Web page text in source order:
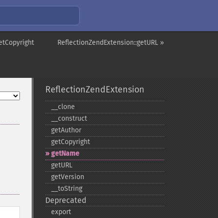
ReflectionZendExtension::getURL »
ReflectionZendExtension
_​_​clone
_​_​construct
getAuthor
getCopyright
getName
getURL
getVersion
_​_​toString
Deprecated
export